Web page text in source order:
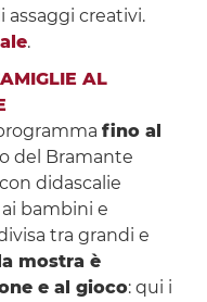
assaggi creativi.
.
AL
fino al
del Bramante
didascalie
bambini e
tra grandi e
mostra è
e al gioco: qui i